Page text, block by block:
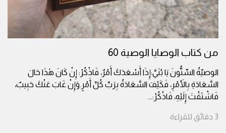
من كتاب الوصايا الوصية 60
الوصيّةُ السِّتُّونَ يَا بُنَيَّ:إِذَا أَسْعَدَكَ أَمْرٌ، فَاذْكُرْ: إِنْ كَانَ هٰذَا حَالَ
السَّعَادَةِ بِالأَمْرِ، فَكَيْفَ السَّعَادَةُ بِرَبِّ كُلِّ أَمْرٍ.وَإِنْ غَابَ عَنْكَ حَبِيبٌ،
فَاشْتَقْتَ إِلَيْهِ، فَاذْكُرْ:...
3 دقائق للقراءة